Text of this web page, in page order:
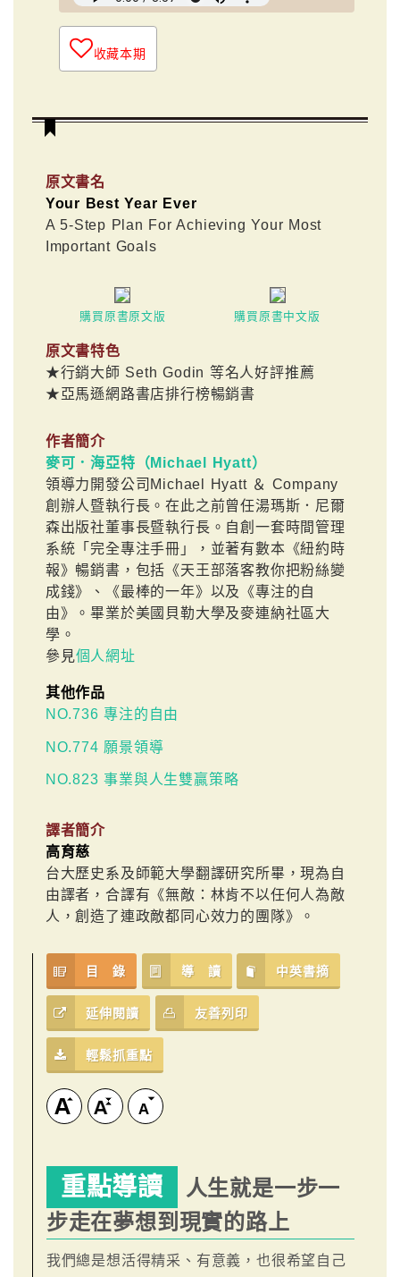
收藏本期
原文書名
Your Best Year Ever
A 5-Step Plan For Achieving Your Most
Important Goals
購買原書原文版 購買原書中文版
原文書特色
★行銷大師 Seth Godin 等名人好評推薦
★亞馬遜網路書店排行榜暢銷書
作者簡介
麥可．海亞特（Michael Hyatt）
領導力開發公司Michael Hyatt ＆ Company
創辦人暨執行長。在此之前曾任湯瑪斯．尼爾
森出版社董事長暨執行長。自創一套時間管理
系統「完全專注手冊」，並著有數本《紐約時
報》暢銷書，包括《天王部落客教你把粉絲變
成錢》、《最棒的一年》以及《專注的自
由》。畢業於美國貝勒大學及麥連納社區大
學。
參見個人網址
其他作品
NO.736 專注的自由
NO.774 願景領導
NO.823 事業與人生雙贏策略
譯者簡介
高育慈
台大歷史系及師範大學翻譯研究所畢，現為自
由譯者，合譯有《無敵：林肯不以任何人為敵
人，創造了連政敵都同心效力的團隊》。
目 錄 導 讀 中英書摘
延伸閱讀 友善列印
輕鬆抓重點
重點導讀
人生就是一步一
步走在夢想到現實的路上
我們總是想活得精采、有意義，也很希望自己